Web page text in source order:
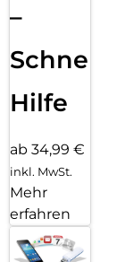
–
Schnelle
Hilfe
ab 34,99 €
inkl. MwSt.
Mehr
erfahren